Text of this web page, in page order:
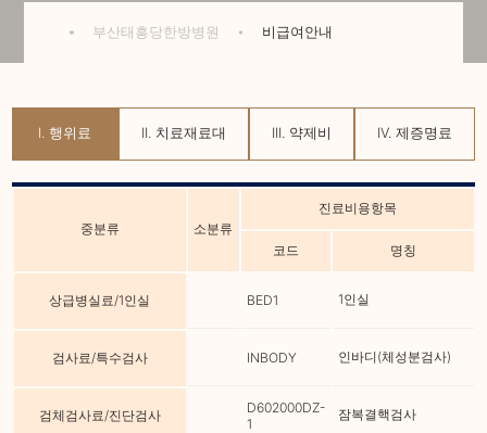
부산태흥당한방병원 비급여안내
I. 행위료 II. 치료재료대 III. 약제비 IV. 제증명료
중분류 소분류
진료비용항목
코드 명칭
상급병실료/1인실 BED1 1인실
검사료/특수검사 INBODY 인바디(체성분검사)
검체검사료/진단검사
D602000DZ-
1
잠복결핵검사